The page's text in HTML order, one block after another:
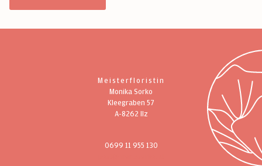
Meisterfloristin
Monika Sorko
Kleegraben 57
A-8262 Ilz
0699 11 955 130